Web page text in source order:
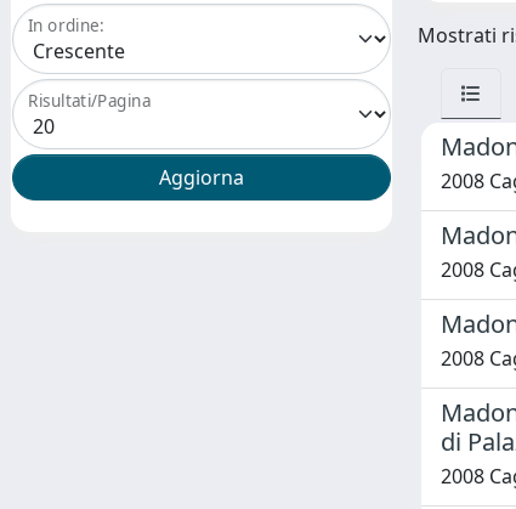
In ordine:
Risultati/Pagina
Mostrati
2008
2008
2008
di
2008